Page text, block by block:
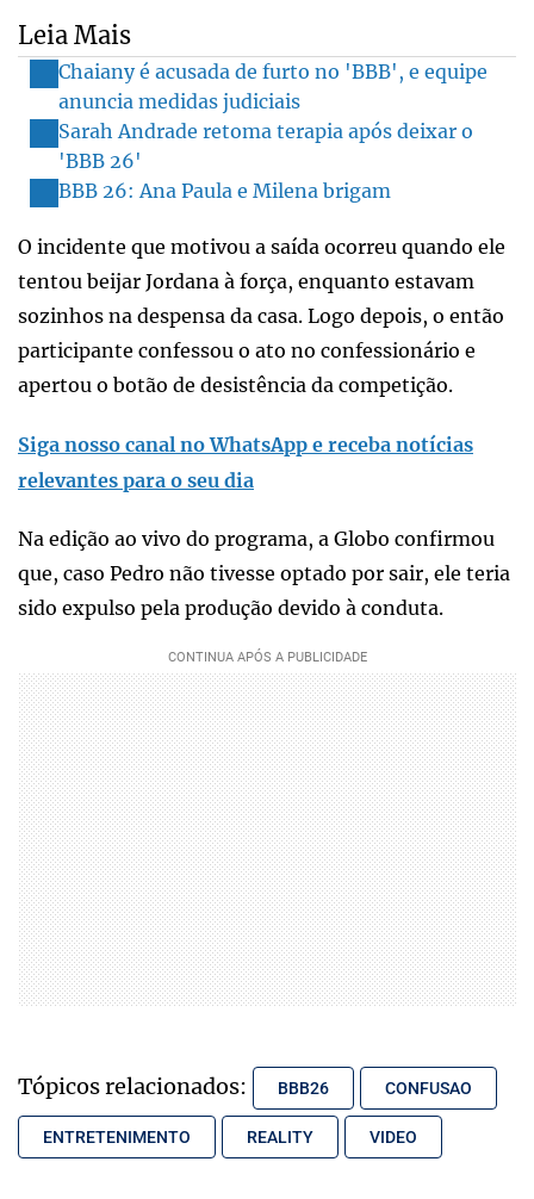
Leia Mais
Chaiany é acusada de furto no 'BBB', e equipe
anuncia medidas judiciais
Sarah Andrade retoma terapia após deixar o
'BBB 26'
BBB 26: Ana Paula e Milena brigam
O incidente que motivou a saída ocorreu quando ele
tentou beijar Jordana à força, enquanto estavam
sozinhos na despensa da casa. Logo depois, o então
participante confessou o ato no confessionário e
apertou o botão de desistência da competição.
Siga nosso canal no WhatsApp e receba notícias
relevantes para o seu dia
Na edição ao vivo do programa, a Globo confirmou
que, caso Pedro não tivesse optado por sair, ele teria
sido expulso pela produção devido à conduta.
Tópicos relacionados: BBB26 CONFUSAO
ENTRETENIMENTO REALITY VIDEO